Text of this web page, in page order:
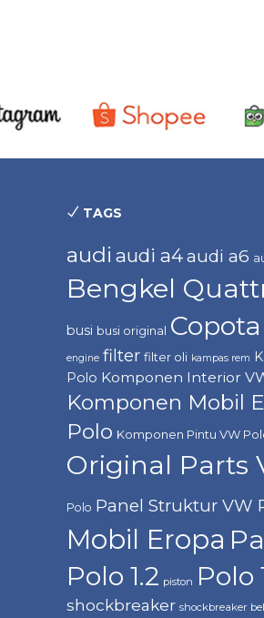
TAGS
audi audi a4audi a6
Bengkel
busi busi original
engine filter filter oli kampas rem
Polo Komponen Interior
Komponen Mobil
Polo Komponen Pintu VW
Original Parts
Polo Panel Struktur VW
Mobil Eropa
Polo 1.2 piston Polo
shockbreaker shockbreaker